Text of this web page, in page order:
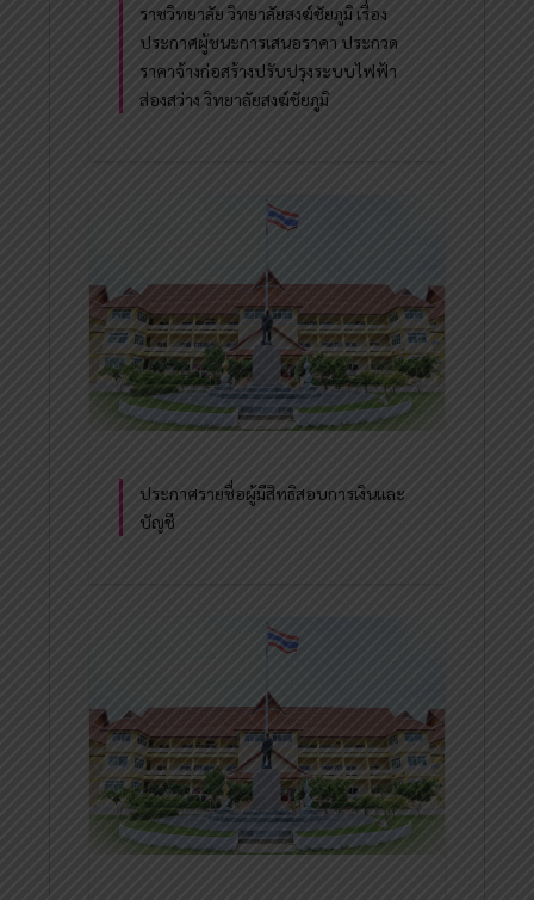
ราชวิทยาลัย วิทยาลัยสงฆ์ชัยภูมิ เรื่อง
ประกาศผู้ชนะการเสนอราคา ประกวด
ราคาจ้างก่อสร้างปรับปรุงระบบไฟฟ้า
ส่องสว่าง วิทยาลัยสงฆ์ชัยภูมิ
ประกาศรายชื่อผู้มีสิทธิสอบการเงินและ
บัญชี